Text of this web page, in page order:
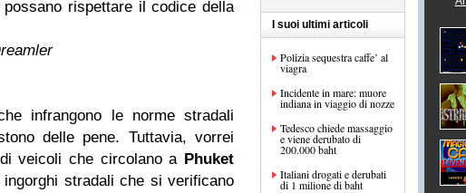
rispettare il codice della
infrangono le norme stradali
delle pene. Tuttavia, vorrei
veicoli che circolano a Phuket
stradali che si verificano
I suoi ultimi articoli
Polizia sequestra caffe’ al
viagra
Incidente in mare: muore
indiana in viaggio di nozze
Tedesco chiede massaggio
e viene derubato di
200.000 baht
Italiani drogati e derubati
di 1 milione di baht